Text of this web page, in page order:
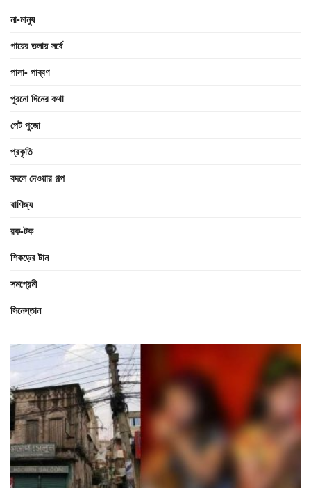
না-মানুষ
পায়ের তলায় সর্ষে
পালা- পাব্বণ
পুরনো দিনের কথা
পেট পুজো
প্রকৃতি
বদলে দেওয়ার গল্প
বাণিজ্য
রক-টক
শিকড়ের টান
সমপ্রেমী
সিনেস্তান